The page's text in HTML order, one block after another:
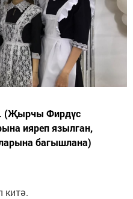
(Җырчы Фирдүс
ияреп язылган,
багышлана)
китә.